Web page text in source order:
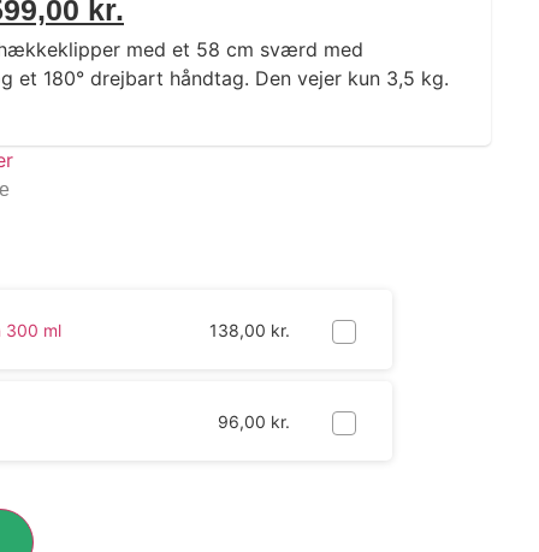
kr.
med et 58 cm sværd med
et 180° drejbart håndtag. Den vejer kun 3,5 kg.
300 ml 138,00 kr.
96,00 kr.